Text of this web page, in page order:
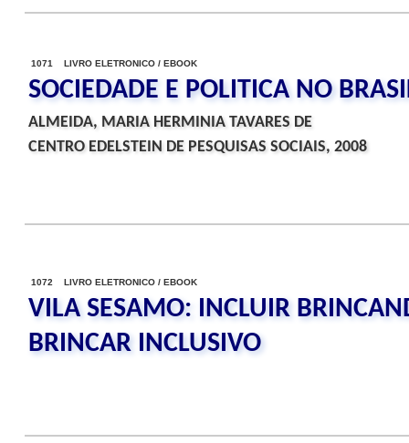
1071 LIVRO ELETRONICO / EBOOK
SOCIEDADE E POLITICA NO
ALMEIDA, MARIA HERMINIA TAVARES DE
CENTRO EDELSTEIN DE PESQUISAS SOCIAIS, 2008
1072 LIVRO ELETRONICO / EBOOK
VILA SESAMO: INCLUIR
BRINCAR INCLUSIVO